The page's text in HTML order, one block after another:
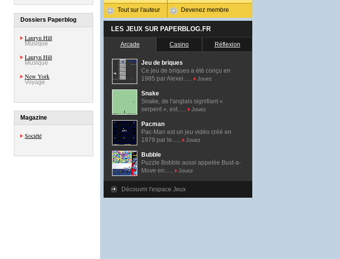
Dossiers Paperblog
Lauryn Hill
Musique
Lauryn Hill
Musique
New York
Voyage
Magazine
Société
Tout sur l'auteur Devenez membre
LES JEUX SUR PAPERBLOG.FR
Arcade Casino Réflexion
Jeu de briques
Ce jeu de briques a été conçu en
1985 par Alexei......
Jouez
Snake
Snake, de l'anglais signifiant «
serpent », est......
Jouez
Pacman
Pac-Man est un jeu vidéo créé en
1979 par le......
Jouez
Bubble
Puzzle Bobble aussi appelée Bust-a-
Move en......
Jouez
Découvrir l'espace Jeux